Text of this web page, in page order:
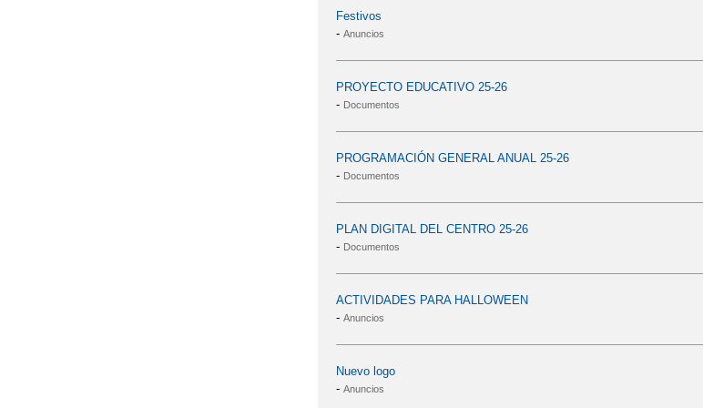
Festivos
- Anuncios
PROYECTO EDUCATIVO 25-26
- Documentos
PROGRAMACIÓN GENERAL ANUAL 25-26
- Documentos
PLAN DIGITAL DEL CENTRO 25-26
- Documentos
ACTIVIDADES PARA HALLOWEEN
- Anuncios
Nuevo logo
- Anuncios